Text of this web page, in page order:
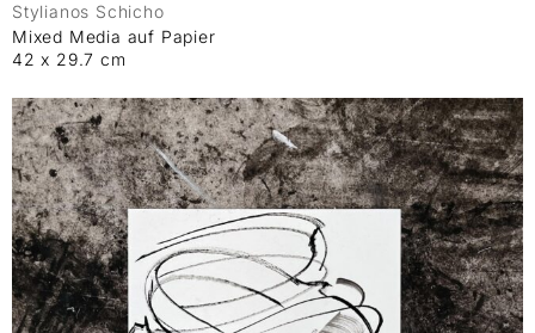
Stylianos Schicho
Mixed Media auf Papier
42 x 29.7 cm